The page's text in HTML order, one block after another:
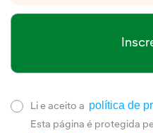
Li e aceito a política de
Esta página é protegida